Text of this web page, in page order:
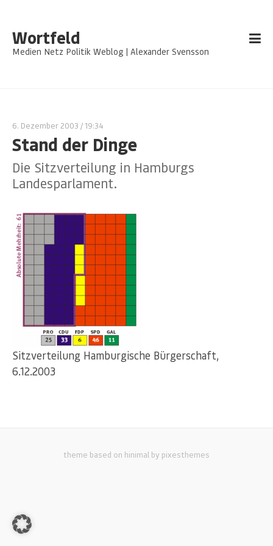
Wortfeld
Medien Netz Politik Weblog | Alexander Svensson
6. Dezember 2003 / 19:34
Stand der Dinge
Die Sitzverteilung in Hamburgs
Landesparlament.
Sitzverteilung Hamburgische Bürgerschaft,
6.12.2003
theme based on hinimal by pixesthemes